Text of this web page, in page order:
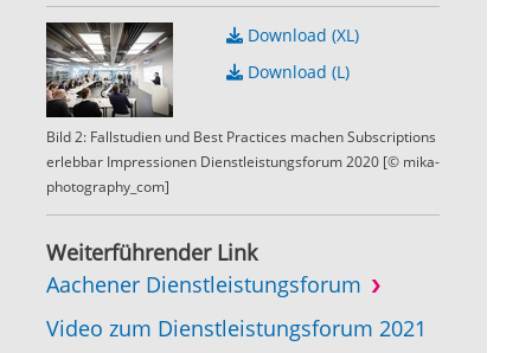
Download (XL)
Download (L)
Bild 2: Fallstudien und Best Practices machen Subscriptions
erlebbar Impressionen Dienstleistungsforum 2020 [© mika-
photography_com]
Weiterführender Link
Aachener Dienstleistungsforum
Video zum Dienstleistungsforum 2021